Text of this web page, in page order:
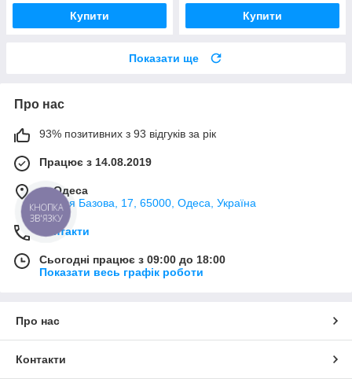
Купити Купити
Показати ще
Про нас
93% позитивних з 93 відгуків за рік
Працює з 14.08.2019
м. Одеса
вулиця Базова, 17, 65000, Одеса, Україна
Контакти
Сьогодні працює з 09:00 до 18:00
Показати весь графік роботи
Про нас
Контакти
КНОПКА
ЗВ'ЯЗКУ